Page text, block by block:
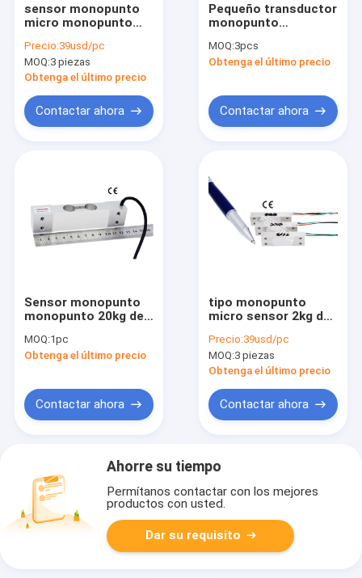
sensor monopunto
micro monopunto
peso de la célula de
carga 2kg 5kg
Precio:39usd/pc
MOQ:3 piezas
Obtenga el último precio
Contactar ahora
Pequeño transductor
monopunto
peso de la célula de
carga 3kg
MOQ:3pcs
Obtenga el último precio
Contactar ahora
Sensor monopunto
monopunto 20kg de
de carga de Precison
10kg
MOQ:1pc
Obtenga el último precio
Contactar ahora
tipo monopunto
micro sensor 2kg del
carga 10kg 5kg del
peso
Precio:39usd/pc
MOQ:3 piezas
Obtenga el último precio
Contactar ahora
Ahorre su tiempo
Permítanos contactar con los mejores
productos con usted.
Dar su requisito